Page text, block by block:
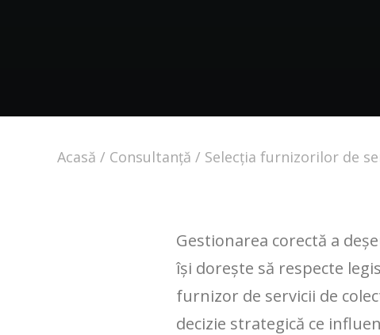
Acasă Consultanță Selecția furnizorilor de
Gestionarea corectă a
își dorește să respecte
furnizor de servicii de
decizie strategică ce